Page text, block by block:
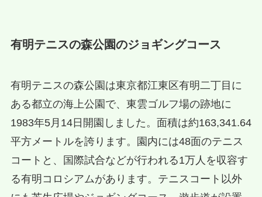
有明テニスの森公園のジョギングコース
有明テニスの森公園は東京都江東区有明二丁目に
ある都立の海上公園で、東雲ゴルフ場の跡地に
1983年5月14日開園しました。面積は約163,341.64
平方メートルを誇ります。園内には48面のテニス
コートと、国際試合などが行われる1万人を収容す
る有明コロシアムがあります。テニスコート以外